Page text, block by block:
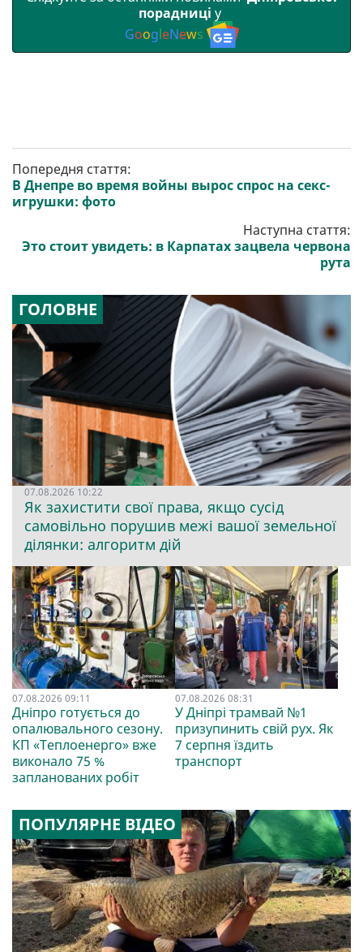
порадниці у
GoogleNews
Попередня стаття:
В Днепре во время войны вырос спрос на секс-
игрушки: фото
Наступна стаття:
Это стоит увидеть: в Карпатах зацвела червона
рута
ГОЛОВНЕ
07.08.2026 10:22
Як захистити свої права, якщо сусід
самовільно порушив межі вашої земельної
ділянки: алгоритм дій
07.08.2026 09:11
Дніпро готується до
опалювального сезону.
КП «Теплоенерго» вже
виконало 75 %
запланованих робіт
07.08.2026 08:31
У Дніпрі трамвай №1
призупинить свій рух. Як
7 серпня їздить
транспорт
ПОПУЛЯРНЕ ВІДЕО